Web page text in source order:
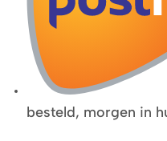
besteld, morgen in